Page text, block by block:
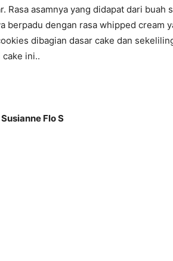
Rasa asamnya yang didapat dari buah
berpadu dengan rasa whipped cream
dibagian dasar cake dan
ini..
Flo S